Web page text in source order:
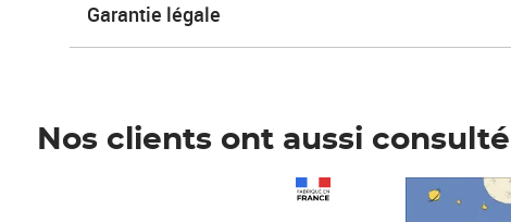
Garantie légale
Nos clients ont aussi consulté
Prix 7,50€